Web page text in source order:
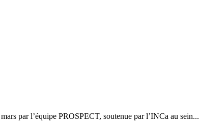
par l’équipe PROSPECT, soutenue par l’INCa au sein...